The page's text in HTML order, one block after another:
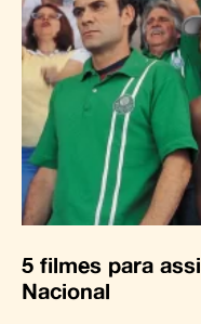
5 filmes para
Nacional